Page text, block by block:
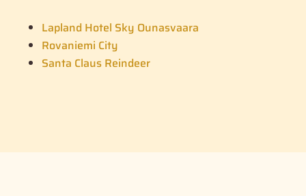
Lapland Hotel Sky Ounasvaara
Rovaniemi City
Santa Claus Reindeer